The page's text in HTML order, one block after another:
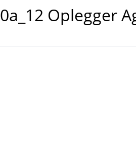
Oplegger